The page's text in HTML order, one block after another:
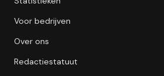
Voor bedrijven
Over ons
Redactiestatuut